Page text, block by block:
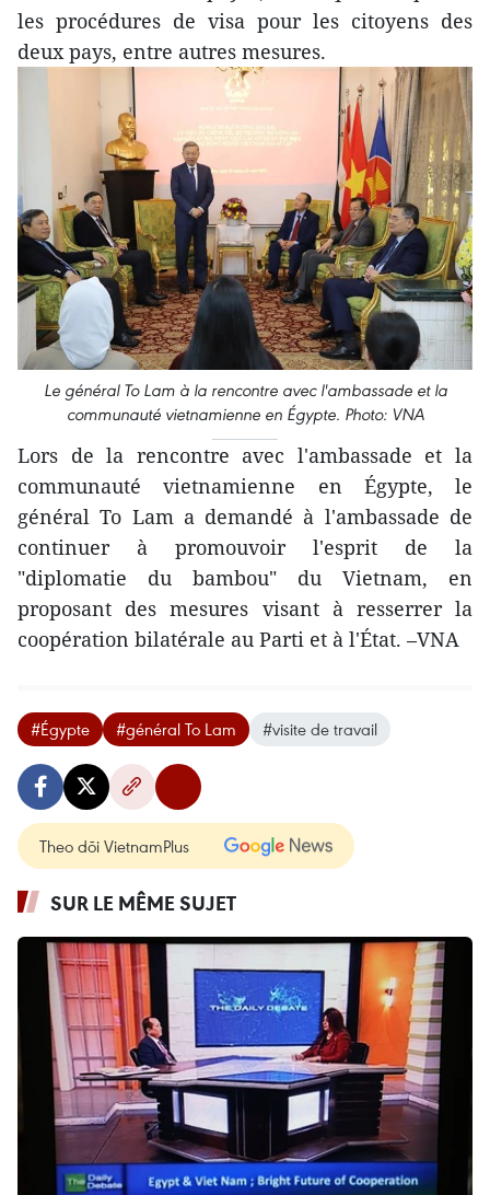
les procédures de visa pour les citoyens des
deux pays, entre autres mesures.
Le général To Lam à la rencontre avec l'ambassade et la
communauté vietnamienne en Égypte. Photo: VNA
Lors de la rencontre avec l'ambassade et la
communauté vietnamienne en Égypte, le
général To Lam a demandé à l'ambassade de
continuer à promouvoir l'esprit de la
"diplomatie du bambou" du Vietnam, en
proposant des mesures visant à resserrer la
coopération bilatérale au Parti et à l'État. –VNA
#Égypte #général To Lam #visite de travail
Theo dõi VietnamPlus
SUR LE MÊME SUJET